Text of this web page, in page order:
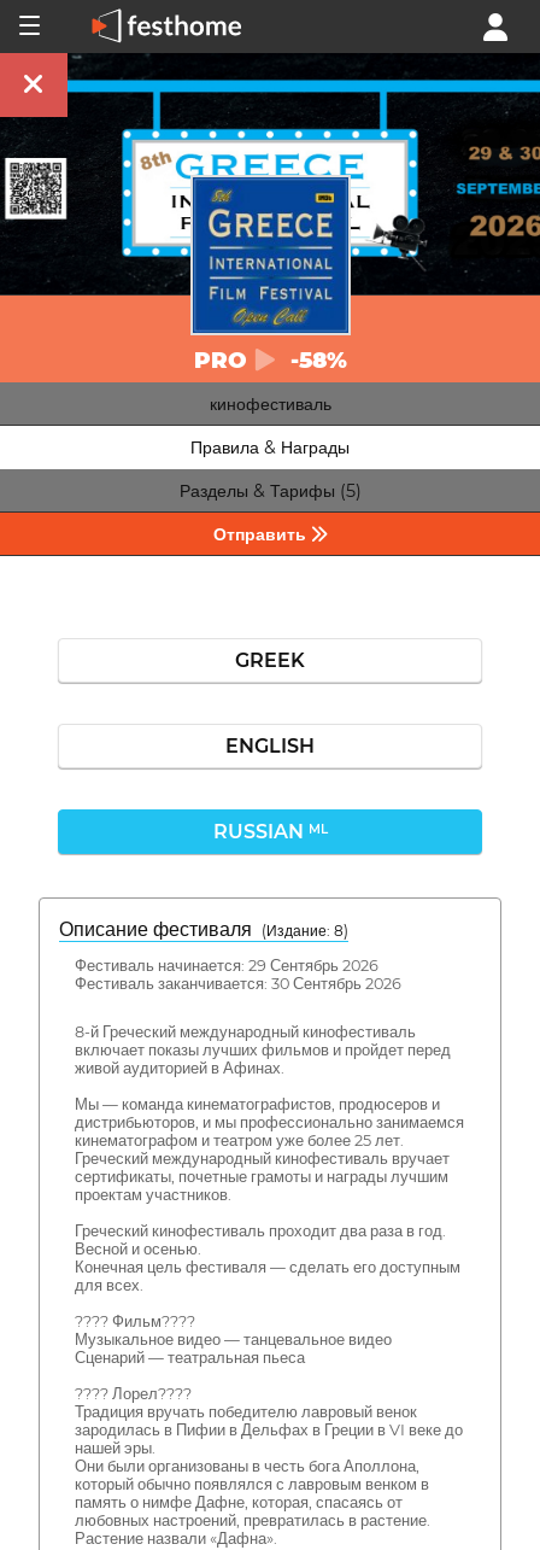
PRO -58%
кинофестиваль
Правила & Награды
Разделы & Тарифы (5)
Отправить
GREEK
ENGLISH
RUSSIAN ML
Описание фестиваля
( Издание: 8)
Фестиваль начинается: 29 Сентябрь 2026
Фестиваль заканчивается: 30 Сентябрь 2026
8-й Греческий международный кинофестиваль
включает показы лучших фильмов и пройдет перед
живой аудиторией в Афинах.
Мы — команда кинематографистов, продюсеров и
дистрибьюторов, и мы профессионально занимаемся
кинематографом и театром уже более 25 лет.
Греческий международный кинофестиваль вручает
сертификаты, почетные грамоты и награды лучшим
проектам участников.
Греческий кинофестиваль проходит два раза в год.
Весной и осенью.
Конечная цель фестиваля — сделать его доступным
для всех.
???? Фильм????
Музыкальное видео — танцевальное видео
Сценарий — театральная пьеса
???? Лорел????
Традиция вручать победителю лавровый венок
зародилась в Пифии в Дельфах в Греции в VI веке до
нашей эры.
Они были организованы в честь бога Аполлона,
который обычно появлялся с лавровым венком в
память о нимфе Дафне, которая, спасаясь от
любовных настроений, превратилась в растение.
Растение назвали «Дафна».